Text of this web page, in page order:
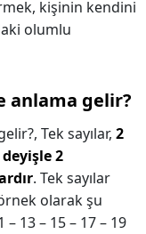
kişinin kendini
olumlu
anlama gelir?
Tek sayılar, 2
2
. Tek sayılar
olarak şu
– 13 – 15 – 17 – 19